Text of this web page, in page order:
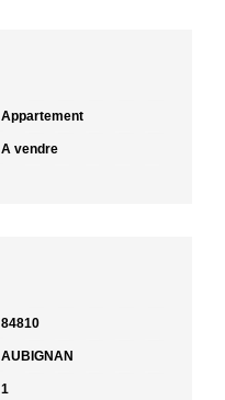
Appartement
A vendre
84810
AUBIGNAN
1